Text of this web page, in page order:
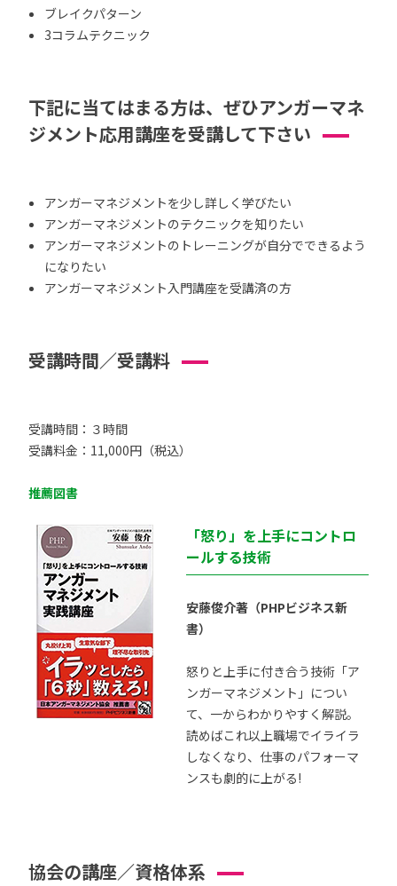
ブレイクパターン
3コラムテクニック
下記に当てはまる方は、ぜひアンガーマネ
ジメント応用講座を受講して下さい
アンガーマネジメントを少し詳しく学びたい
アンガーマネジメントのテクニックを知りたい
アンガーマネジメントのトレーニングが自分でできるよう
になりたい
アンガーマネジメント入門講座を受講済の方
受講時間／受講料
受講時間：３時間
受講料金：11,000円（税込）
推薦図書
「怒り」を上手にコントロ
ールする技術
安藤俊介著（PHPビジネス新
書）
怒りと上手に付き合う技術「ア
ンガーマネジメント」につい
て、一からわかりやすく解説。
読めばこれ以上職場でイライラ
しなくなり、仕事のパフォーマ
ンスも劇的に上がる!
協会の講座／資格体系